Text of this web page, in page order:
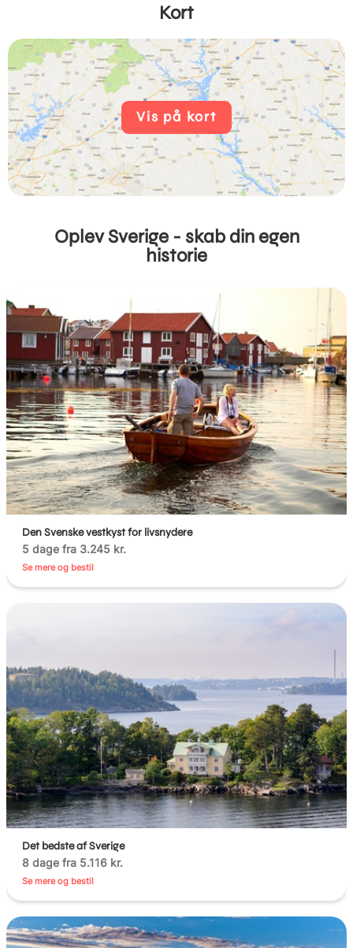
Kort
Vis på kort
Oplev Sverige - skab din egen
historie
Den Svenske vestkyst for livsnydere
5 dage fra 3.245 kr.
Se mere og bestil
Det bedste af Sverige
8 dage fra 5.116 kr.
Se mere og bestil